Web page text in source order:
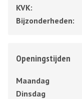
KVK:
Bijzonderheden:
Openingstijden
Maandag
Dinsdag